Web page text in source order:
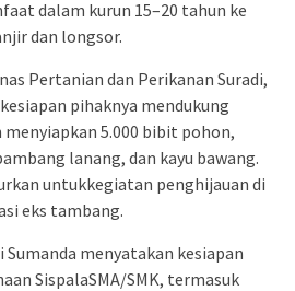
dalam kurun 15–20 tahun ke
dan longsor.
Pertanian dan Perikanan Suradi,
pihaknya mendukung
5.000 bibit pohon,
lanang, dan kayu bawang.
untukkegiatan penghijauan di
eks tambang.
menyatakan kesiapan
SispalaSMA/SMK, termasuk